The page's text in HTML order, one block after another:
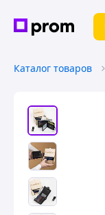
Каталог товаров